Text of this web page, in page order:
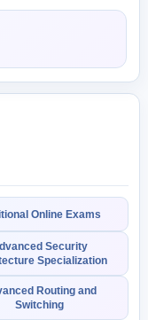
Online Exams
Security
Specialization
Routing and
Switching